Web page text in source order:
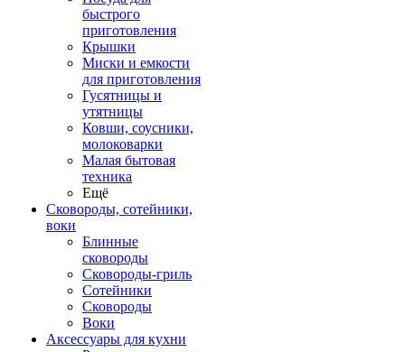
быстрого
приготовления
Крышки
Миски и емкости
для приготовления
Гусятницы и
утятницы
Ковши, соусники,
молоковарки
Малая бытовая
техника
Ещё
Сковороды, сотейники,
воки
Блинные
сковороды
Сковороды-гриль
Сотейники
Сковороды
Воки
Аксессуары для кухни